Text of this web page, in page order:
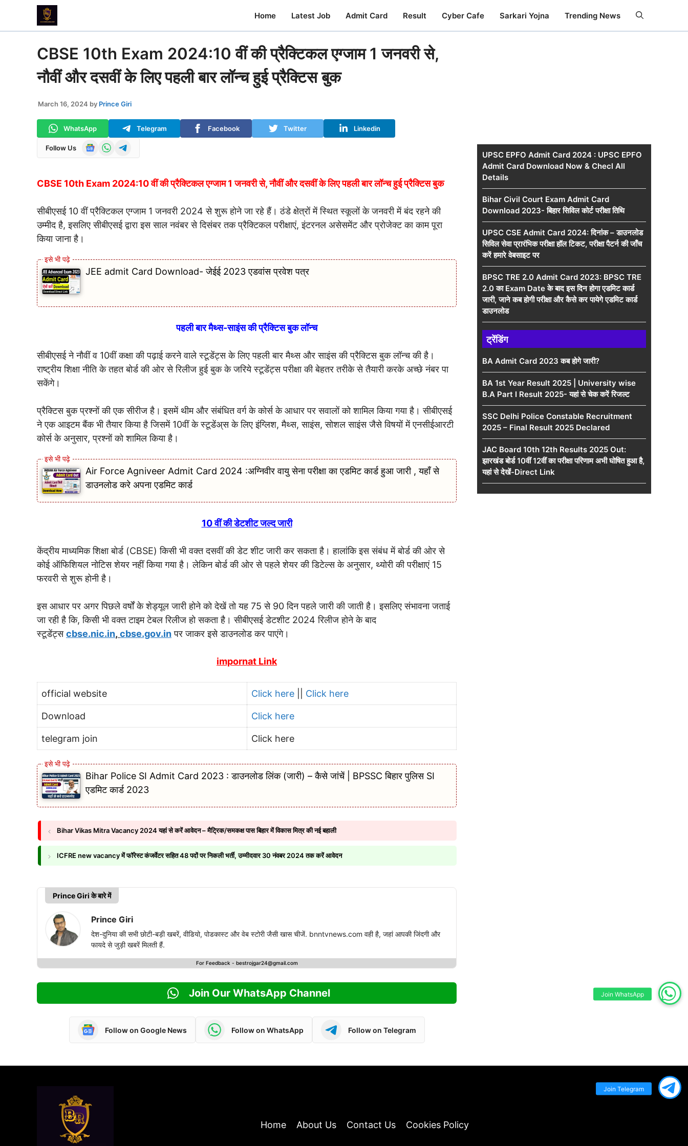
content
Home Latest Job Admit Card Result Cyber Cafe Sarkari Yojna Trending News
CBSE 10th Exam 2024:10 वीं की प्रैक्टिकल एग्जाम 1 जनवरी से,
नौवीं और दसवीं के लिए पहली बार लॉन्च हुई प्रैक्टिस बुक
March 16, 2024 by Prince Giri
WhatsApp Telegram Facebook Twitter Linkedin
Follow Us
CBSE 10th Exam 2024:10 वीं की प्रैक्टिकल एग्जाम 1 जनवरी से, नौवीं और दसवीं के लिए पहली बार लॉन्च हुई प्रैक्टिस बुक
सीबीएसई 10 वीं प्रैक्टिकल एग्जाम 1 जनवरी 2024 से शुरू होने जा रहे हैं। ठंडे क्षेत्रों में स्थित स्कूलों के जनवरी में बंद रहने की
उम्मीद है, इसलिए सीबीएसई द्वारा इस साल नवंबर से दिसंबर तक प्रैक्टिकल परीक्षाएं, इंटरनल असेसमेंट और प्रोजेक्ट का काम पूरा
किया जाना है।
JEE admit Card Download- जेईई 2023 एडवांस प्रवेश पत्र
पहली बार मैथ्स-साइंस की प्रैक्टिस बुक लॉन्च
सीबीएसई ने नौवीं व 10वीं कक्षा की पढ़ाई करने वाले स्टूडेंट्स के लिए पहली बार मैथ्स और साइंस की प्रैक्टिस बुक लॉन्च की है।
राष्ट्रीय शिक्षा नीति के तहत बोर्ड की ओर से रिलीज हुई बुक के जरिये स्टूडेंट्स परीक्षा की बेहतर तरीके से तैयारी करके अच्छे नंबर पा
सकेंगे।
प्रैक्टिस बुक प्रश्नों की एक सीरीज है। इसमें थीम और संबंधित वर्ग के कोर्स के आधार पर सवालों को शामिल किया गया है। सीबीएसई
ने एक आइटम बैंक भी तैयार किया है जिसमें 10वीं के स्टूडेंअ्स के लिए इंग्लिश, मैथ्स, साइंस, सोशल साइंस जैसे विषयों में एनसीईआरटी
कोर्स के अनुसार, प्रश्नों को शामिल किया है।
Air Force Agniveer Admit Card 2024 :अग्निवीर वायु सेना परीक्षा का एडमिट कार्ड हुआ जारी , यहाँ से
डाउनलोड करे अपना एडमिट कार्ड
10 वीं की डेटशीट जल्द जारी
केंद्रीय माध्यमिक शिक्षा बोर्ड (CBSE) किसी भी वक्त दसवीं की डेट शीट जारी कर सकता है। हालांकि इस संबंध में बोर्ड की ओर से
कोई ऑफिशियल नोटिस शेयर नहीं किया गया है। लेकिन बोर्ड की ओर से पहले शेयर की डिटेल्स के अनुसार, थ्योरी की परीक्षाएं 15
फरवरी से शुरू होनी है।
इस आधार पर अगर पिछले वर्षों के शेड्यूल जारी होने को देखें तो यह 75 से 90 दिन पहले जारी की जाती है। इसलिए संभावना जताई
जा रही है कि, किसी भी वक्त टाइम टेबल रिलीज हो सकता है। सीबीएसई डेटशीट 2024 रिलीज होने के बाद
स्टूडेंट्सcbse.nic.in, cbse.gov.inपर जाकर इसे डाउनलोड कर पाएंगे।
impornat Link
official website Click here Click here
Download Click here
telegram join Click here
Bihar Police SI Admit Card 2023 : डाउनलोड लिंक (जारी) – कैसे जांचें | BPSSC बिहार पुलिस SI
एडमिट कार्ड 2023
Bihar Vikas Mitra Vacancy 2024 यहां से करें आवेदन – मैट्रिक/समकक्ष पास बिहार में विकास मित्र की नई बहाली
ICFRE new vacancy में फॉरेस्ट कंजर्वेटर सहित 48 पदों पर निकली भर्ती, उम्मीदवार 30 नंवबर 2024 तक करें आवेदन
Prince Giri के बारे में
Prince Giri
देश-दुनिया की सभी छोटी-बड़ी खबरें, वीडियो, पोडकास्ट और वेब स्टोरी जैसी खास चीजें. bnntvnews.com वही है, जहां आपकी जिंदगी और
फायदे से जुड़ी खबरें मिलती हैं.
For Feedback - bestrojgar24@gmail.com
Join Our WhatsApp Channel
Follow on Google News Follow on WhatsApp Follow on Telegram
UPSC EPFO Admit Card 2024 : UPSC EPFO
Admit Card Download Now & Checl All
Details
Bihar Civil Court Exam Admit Card
Download 2023- बिहार सिविल कोर्ट परीक्षा तिथि
UPSC CSE Admit Card 2024: दिनांक – डाउनलोड
सिविल सेवा प्रारंभिक परीक्षा हॉल टिकट, परीक्षा पैटर्न की जाँच
करें हमारे वेबसाइट पर
BPSC TRE 2.0 Admit Card 2023: BPSC TRE
2.0 का Exam Date के बाद इस दिन होगा एडमिट कार्ड
जारी, जाने कब होगी परीक्षा और कैसे कर पायेगे एडमिट कार्ड
डाउनलोड
ट्रेंडिंग
BA Admit Card 2023 कब होगे जारी?
BA 1st Year Result 2025 | University wise
B.A Part I Result 2025- यहां से चेक करें रिजल्ट
SSC Delhi Police Constable Recruitment
2025 – Final Result 2025 Declared
JAC Board 10th 12th Results 2025 Out:
झारखंड बोर्ड 10वीं 12वीं का परीक्षा परिणाम अभी घोषित हुआ है,
यहां से देखें-Direct Link
Home About Us Contact Us Cookies Policy
Join WhatsApp
Join Telegram